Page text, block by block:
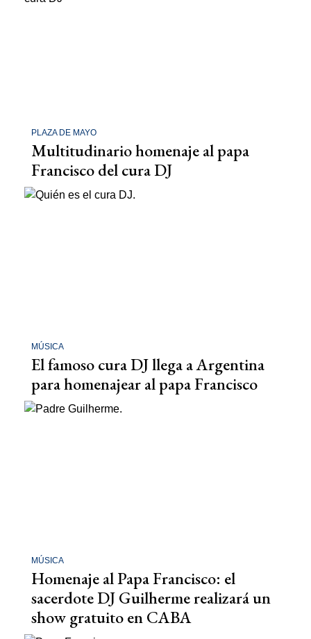
PLAZA DE MAYO
Multitudinario homenaje al papa
Francisco del cura DJ
MÚSICA
El famoso cura DJ llega a Argentina
para homenajear al papa Francisco
MÚSICA
Homenaje al Papa Francisco: el
sacerdote DJ Guilherme realizará un
show gratuito en CABA